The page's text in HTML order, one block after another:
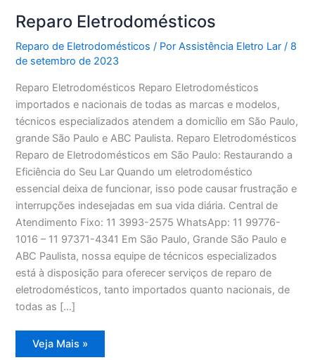
Reparo Eletrodomésticos
Reparo de Eletrodomésticos / PorAssistência Eletro Lar/ 8
de setembro de 2023
Reparo Eletrodomésticos Reparo Eletrodomésticos
importados e nacionais de todas as marcas e modelos,
técnicos especializados atendem a domicílio em São Paulo,
grande São Paulo e ABC Paulista. Reparo Eletrodomésticos
Reparo de Eletrodomésticos em São Paulo: Restaurando a
Eficiência do Seu Lar Quando um eletrodoméstico
essencial deixa de funcionar, isso pode causar frustração e
interrupções indesejadas em sua vida diária. Central de
Atendimento Fixo: 11 3993-2575 WhatsApp: 11 99776-
1016 – 11 97371-4341 Em São Paulo, Grande São Paulo e
ABC Paulista, nossa equipe de técnicos especializados
está à disposição para oferecer serviços de reparo de
eletrodomésticos, tanto importados quanto nacionais, de
todas as […]
Reparo
Eletrodomésticos
Veja Mais »